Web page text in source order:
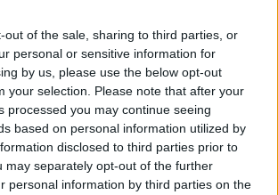
out of the sale, sharing to third parties, or
personal or sensitive information for
by us, please use the below opt-out
your selection. Please note that after your
processed you may continue seeing
based on personal information utilized by
disclosed to third parties prior to
may separately opt-out of the further
personal information by third parties on the
SOCIAL
asupra Direcției Fiscale
online au fost oprite
temporar